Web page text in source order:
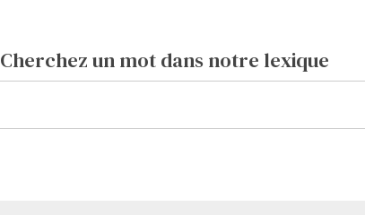
Cherchez un mot dans notre lexique